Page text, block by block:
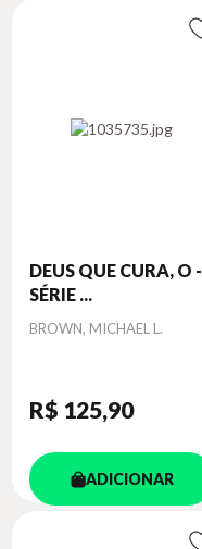
DEUS QUE CURA, O -
SÉRIE ...
Autor
BROWN, MICHAEL L.
R$ 125,90
ADICIONAR